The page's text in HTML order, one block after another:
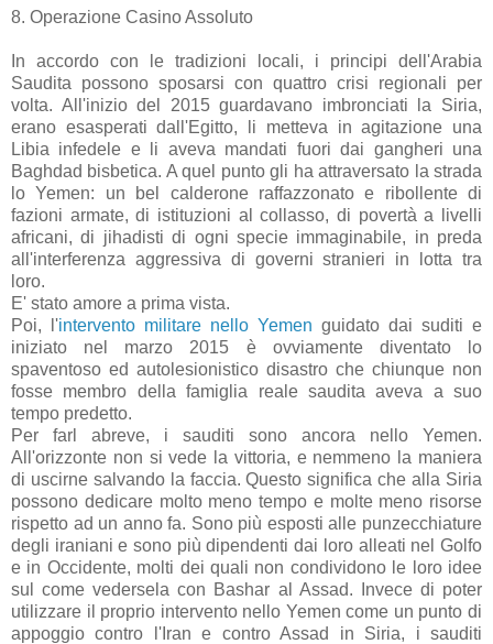
8. Operazione Casino Assoluto
In accordo con le tradizioni locali, i principi dell'Arabia
Saudita possono sposarsi con quattro crisi regionali per
volta. All'inizio del 2015 guardavano imbronciati la Siria,
erano esasperati dall'Egitto, li metteva in agitazione una
Libia infedele e li aveva mandati fuori dai gangheri una
Baghdad bisbetica. A quel punto gli ha attraversato la strada
lo Yemen: un bel calderone raffazzonato e ribollente di
fazioni armate, di istituzioni al collasso, di povertà a livelli
africani, di jihadisti di ogni specie immaginabile, in preda
all'interferenza aggressiva di governi stranieri in lotta tra
loro.
E' stato amore a prima vista.
Poi, l'intervento militare nello Yemen guidato dai suditi e
iniziato nel marzo 2015 è ovviamente diventato lo
spaventoso ed autolesionistico disastro che chiunque non
fosse membro della famiglia reale saudita aveva a suo
tempo predetto.
Per farl abreve, i sauditi sono ancora nello Yemen.
All'orizzonte non si vede la vittoria, e nemmeno la maniera
di uscirne salvando la faccia. Questo significa che alla Siria
possono dedicare molto meno tempo e molte meno risorse
rispetto ad un anno fa. Sono più esposti alle punzecchiature
degli iraniani e sono più dipendenti dai loro alleati nel Golfo
e in Occidente, molti dei quali non condividono le loro idee
sul come vedersela con Bashar al Assad. Invece di poter
utilizzare il proprio intervento nello Yemen come un punto di
appoggio contro l'Iran e contro Assad in Siria, i sauditi